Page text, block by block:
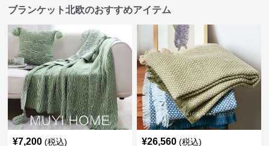
ブランケット北欧のおすすめアイテム
¥7,200 (税込) ¥26,560 (税込)